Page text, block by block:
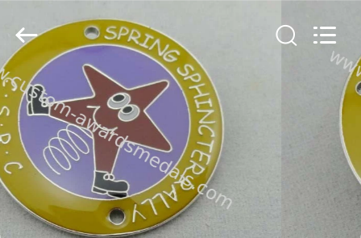
MAISON
PRODUITS
AU
SUJET
Rights
Reserved.
Developed
by
ECER